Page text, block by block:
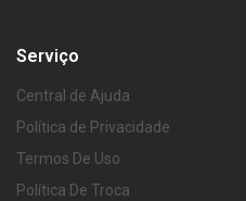
Serviço
Central de Ajuda
Política de Privacidade
Termos De Uso
Política De Troca